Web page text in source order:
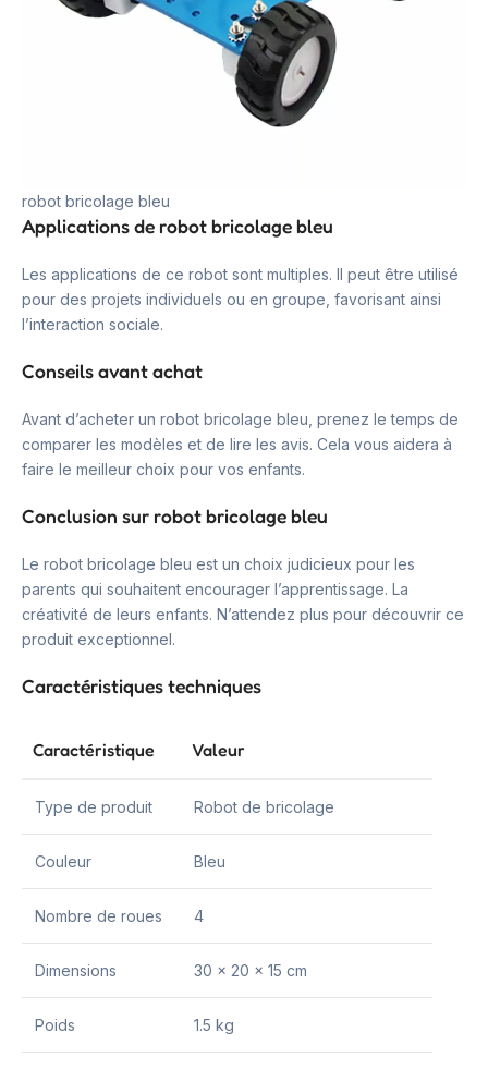
robot bricolage bleu
Applications de robot bricolage bleu
Les applications de ce robot sont multiples. Il peut être utilisé
pour des projets individuels ou en groupe, favorisant ainsi
l’interaction sociale.
Conseils avant achat
Avant d’acheter un robot bricolage bleu, prenez le temps de
comparer les modèles et de lire les avis. Cela vous aidera à
faire le meilleur choix pour vos enfants.
Conclusion sur robot bricolage bleu
Le robot bricolage bleu est un choix judicieux pour les
parents qui souhaitent encourager l’apprentissage. La
créativité de leurs enfants. N’attendez plus pour découvrir ce
produit exceptionnel.
Caractéristiques techniques
Caractéristique Valeur
Type de produit Robot de bricolage
Couleur Bleu
Nombre de roues 4
Dimensions 30 x 20 x 15 cm
Poids 1.5 kg